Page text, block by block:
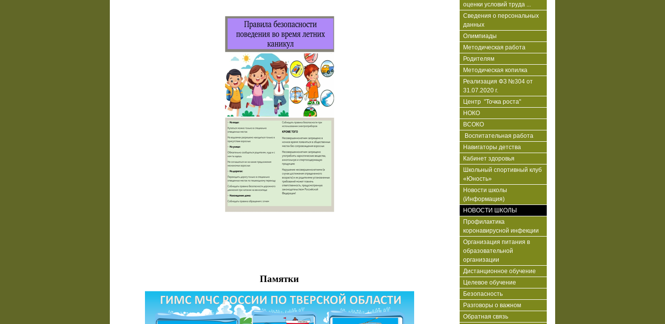
Памятки
оценки условий труда ...
Сведения о персональных
данных
Олимпиады
Методическая работа
Родителям
Методическая копилка
Реализация ФЗ №304 от
31.07.2020 г.
Центр "Точка роста"
НОКО
ВСОКО
Воспитательная работа
Навигаторы детства
Кабинет здоровья
Школьный спортивный клуб
«Юность»
Новости школы
(Информация)
НОВОСТИ ШКОЛЫ
Профилактика
коронавирусной инфекции
Организация питания в
образовательной
организации
Дистанционное обучение
Целевое обучение
Безопасность
Разговоры о важном
Обратная связь